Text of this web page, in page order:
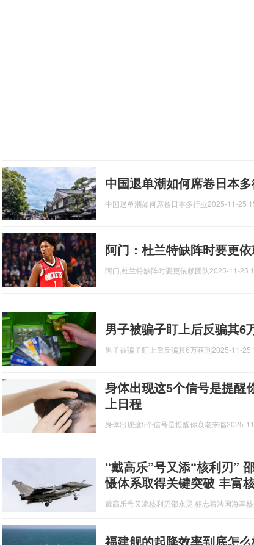
中国退单潮如何席卷日本
中国退单潮如何席卷日本多行业2025-11-25
阿门：杜兰特缺阵时要更
阿门,杜兰特缺阵时要更依赖团队2025-11-25
男子被骗子盯上后反骗其6
男子被骗子盯上后反骗其6万获刑2025-11-25
身体出现这5个信号是提醒
上日程
身体出现这5个信号是提醒你衰老来临2025-
“戴高乐”号又添“核利刃”
慑体系取得关键突破 丰富
戴高乐号又添核利刃邵永灵,标志着法国海基
福建舰的起降效率到底怎么